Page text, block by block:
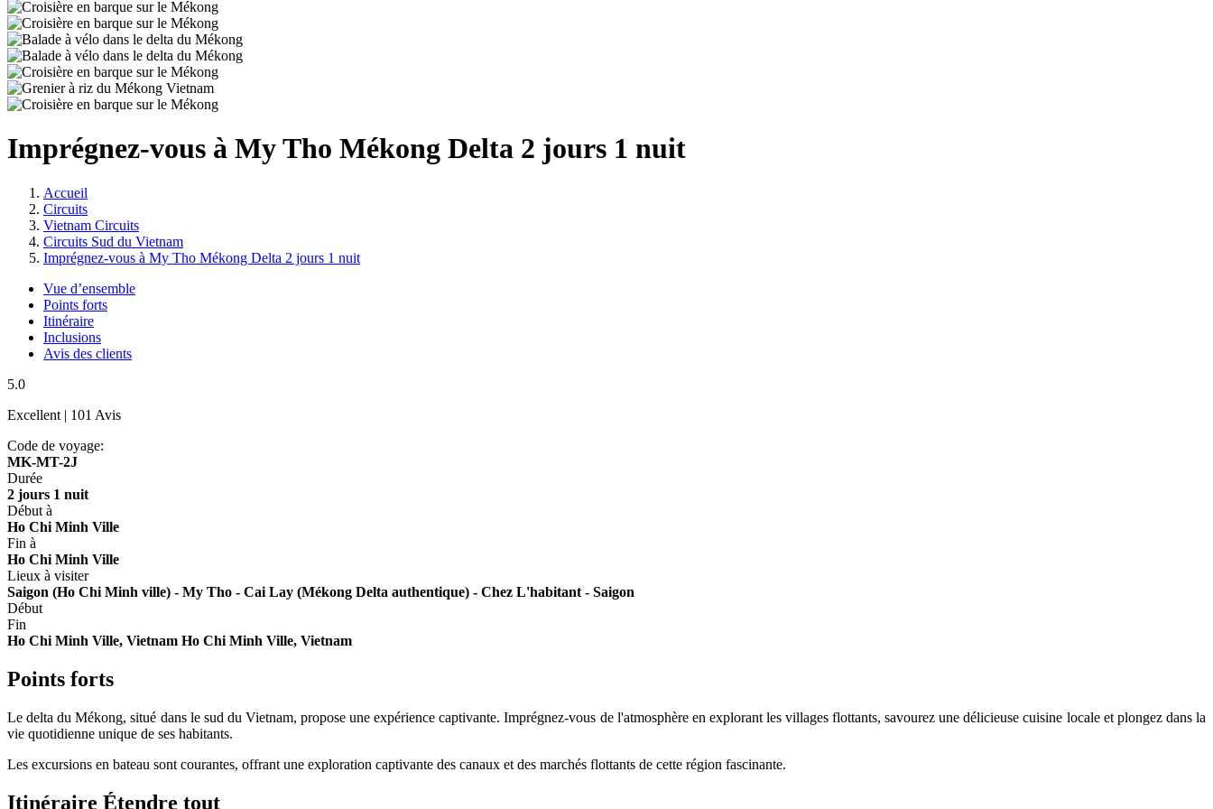
Imprégnez-vous à My Tho Mékong Delta 2 jours 1 nuit
Accueil
Circuits
Vietnam Circuits
Circuits Sud du Vietnam
Imprégnez-vous à My Tho Mékong Delta 2 jours 1 nuit
Vue d’ensemble
Points forts
Itinéraire
Inclusions
Avis des clients
5.0
Excellent | 101 Avis
Code de voyage:
MK-MT-2J
Durée
2 jours 1 nuit
Début à
Ho Chi Minh Ville
Fin à
Ho Chi Minh Ville
Lieux à visiter
Saigon (Ho Chi Minh ville) - My Tho - Cai Lay (Mékong Delta authentique) - Chez L'habitant - Saigon
Début
Fin
Ho Chi Minh Ville, Vietnam Ho Chi Minh Ville, Vietnam
Points forts
Le delta du Mékong, situé dans le sud du Vietnam, propose une expérience captivante. Imprégnez-vous de l'atmosphère en explorant les villages flottants, savourez une délicieuse cuisine locale et plongez dans la
vie quotidienne unique de ses habitants.
Les excursions en bateau sont courantes, offrant une exploration captivante des canaux et des marchés flottants de cette région fascinante.
Itinéraire Étendre tout